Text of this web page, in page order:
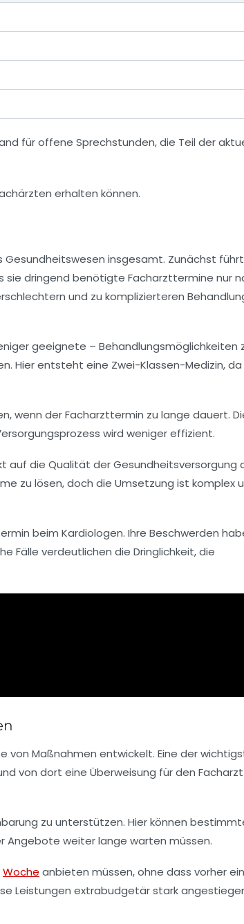
für offene Sprechstunden, die Teil der
insgesamt. Zunächst
sie dringend benötigte Facharzttermine nur
und zu komplizierteren
geeignete – Behandlungsmöglichkeiten
Hier entsteht eine Zwei-Klassen-Medizin, da
wenn der Facharzttermin zu lange dauert.
wird weniger effizient.
auf die Qualität der Gesundheitsversorgung
zu lösen, doch die Umsetzung ist komplex
beim Kardiologen. Ihre Beschwerden
Fälle verdeutlichen die Dringlichkeit, die
von Maßnahmen entwickelt. Eine der
von dort eine Überweisung für den Facharzt
zu unterstützen. Hier können
Angebote weiter lange warten müssen.
Woche anbieten müssen, ohne dass vorher
Leistungen extrabudgetär stark